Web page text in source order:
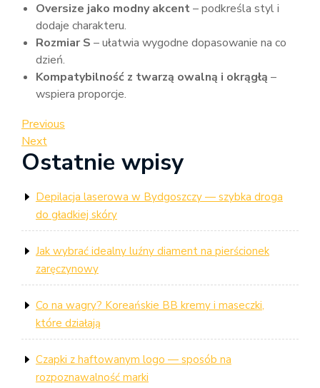
Oversize jako modny akcent– podkreśla styl i
dodaje charakteru.
Rozmiar S – ułatwia wygodne dopasowanie na co
dzień.
Kompatybilność z twarzą owalną i okrągłą –
wspiera proporcje.
Nawigacja
wpisu
Previous
Post
Previous
Next
Post
Next
Ostatnie wpisy
Depilacja laserowa w Bydgoszczy — szybka droga
do gładkiej skóry
Jak wybrać idealny luźny diament na pierścionek
zaręczynowy
Co na wagry? Koreańskie BB kremy i maseczki,
które działają
Czapki z haftowanym logo — sposób na
rozpoznawalność marki